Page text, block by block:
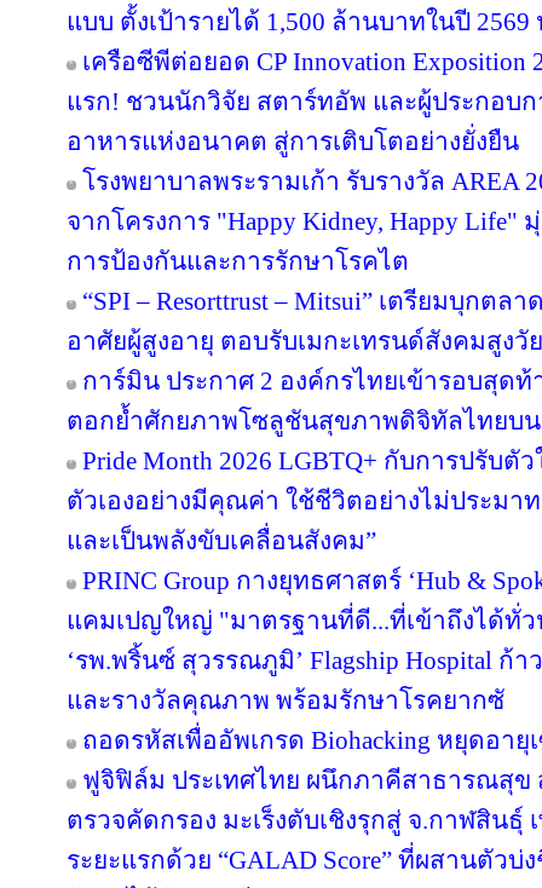
แบบ ตั้งเป้ารายได้ 1,500 ล้านบาทในปี
เครือซีพีต่อยอด CP Innovation Exposition
แรก! ชวนนักวิจัย สตาร์ทอัพ และผู้ประกอบ
อาหารแห่งอนาคต สู่การเติบโตอย่างยั่งยืน
โรงพยาบาลพระรามเก้า รับรางวัล AREA
จากโครงการ "Happy Kidney, Happy
การป้องกันและการรักษาโรคไต
“SPI – Resorttrust – Mitsui” เตรียมบุกต
อาศัยผู้สูงอายุ ตอบรับเมกะเทรนด์สังคมสูงวัย
การ์มิน ประกาศ 2 องค์กรไทยเข้ารอบสุดท้า
ตอกย้ำศักยภาพโซลูชันสุขภาพดิจิทัลไทยบ
Pride Month 2026 LGBTQ+ กับการปรับตั
ตัวเองอย่างมีคุณค่า ใช้ชีวิตอย่างไม่ประมา
และเป็นพลังขับเคลื่อนสังคม”
PRINC Group กางยุทธศาสตร์ ‘Hub &
แคมเปญใหญ่ "มาตรฐานที่ดี...ที่เข้าถึงได้ทั่ว
‘รพ.พริ้นซ์ สุวรรณภูมิ’ Flagship Hospital ก้
และรางวัลคุณภาพ พร้อมรักษาโรคยากซั
ถอดรหัสเพื่ออัพเกรด Biohacking หยุดอา
ฟูจิฟิล์ม ประเทศไทย ผนึกภาคีสาธารณสุข
ตรวจคัดกรอง มะเร็งตับเชิงรุกสู่ จ.กาฬสินธุ์
ระยะแรกด้วย “GALAD Score” ที่ผสานตัวบ่